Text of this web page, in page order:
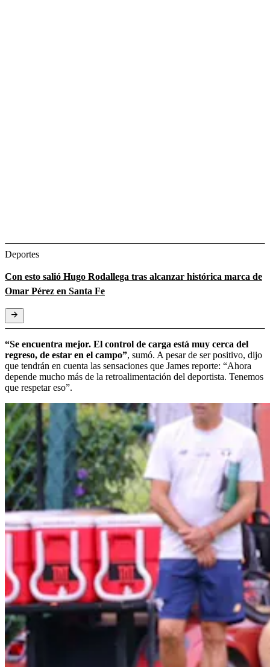
Deportes
Con esto salió Hugo Rodallega tras alcanzar histórica marca de
Omar Pérez en Santa Fe
“Se encuentra mejor. El control de carga está muy cerca del
regreso, de estar en el campo”, sumó. A pesar de ser positivo, dijo
que tendrán en cuenta las sensaciones que James reporte: “Ahora
depende mucho más de la retroalimentación del deportista. Tenemos
que respetar eso”.